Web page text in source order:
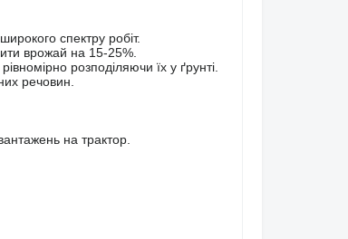
спектру робіт.
врожай на 15-25%.
розподіляючи їх у ґрунті.
речовин.
на трактор.